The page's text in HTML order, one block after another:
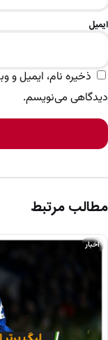
ایمیل
ذخیره نام، ایمیل و
دیدگاهی می‌نویسم.
مطالب مرتبط
اخبار